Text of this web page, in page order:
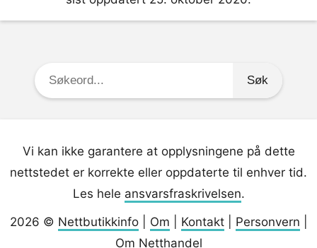
Søkeord:
Vi kan ikke garantere at opplysningene på dette
nettstedet er korrekte eller oppdaterte til enhver tid.
Les hele ansvarsfraskrivelsen.
2026 © Nettbutikkinfo| Om Kontakt| Personvern
Om Netthandel